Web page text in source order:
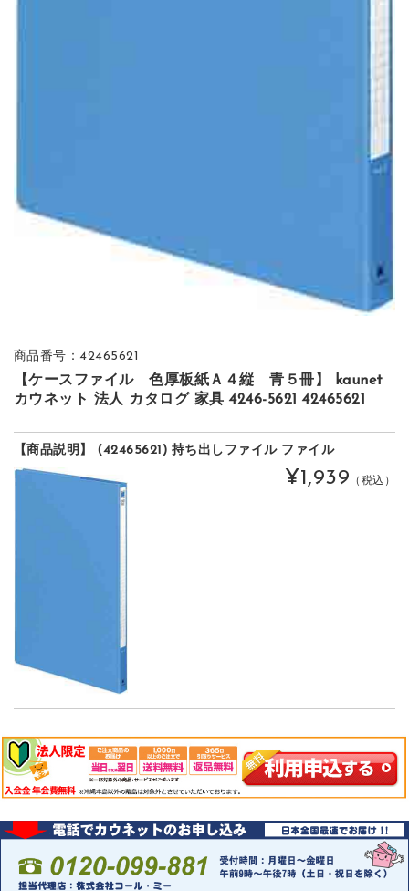
商品番号：42465621
【ケースファイル 色厚板紙Ａ４縦 青５冊】 kaunet
カウネット 法人 カタログ 家具 4246-5621 42465621
【商品説明】 (42465621) 持ち出しファイル ファイル
¥1,939 （税込）